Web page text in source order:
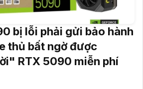
bị lỗi phải gửi bảo hành
thủ bất ngờ được
RTX 5090 miễn phí